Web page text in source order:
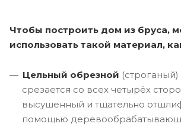
Чтобы построить дом из бруса,
использовать такой материал,
Цельный обрезной
срезается со всех четырёх
высушенный и тщательно
помощью